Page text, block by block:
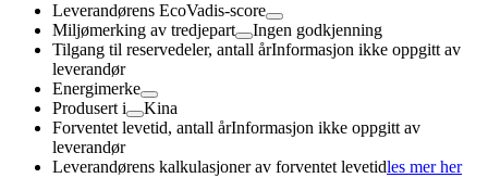
Leverandørens EcoVadis-score
Miljømerking av tredjepart
Ingen godkjenning
Tilgang til reservedeler, antall årInformasjon ikke oppgitt av
leverandør
Energimerke
Produsert i
Kina
Forventet levetid, antall årInformasjon ikke oppgitt av
leverandør
Leverandørens kalkulasjoner av forventet levetidles mer her